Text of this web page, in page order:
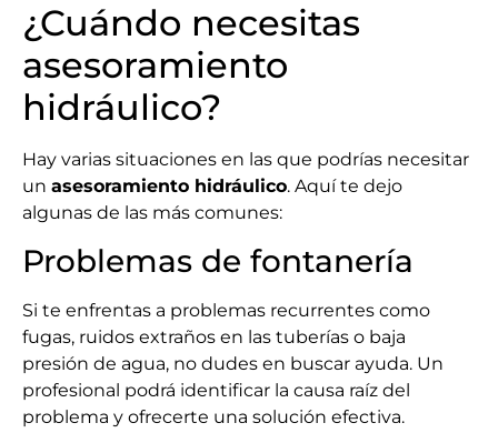
¿Cuándo necesitas
asesoramiento
hidráulico?
Hay varias situaciones en las que podrías necesitar
un asesoramiento hidráulico. Aquí te dejo
algunas de las más comunes:
Problemas de fontanería
Si te enfrentas a problemas recurrentes como
fugas, ruidos extraños en las tuberías o baja
presión de agua, no dudes en buscar ayuda. Un
profesional podrá identificar la causa raíz del
problema y ofrecerte una solución efectiva.